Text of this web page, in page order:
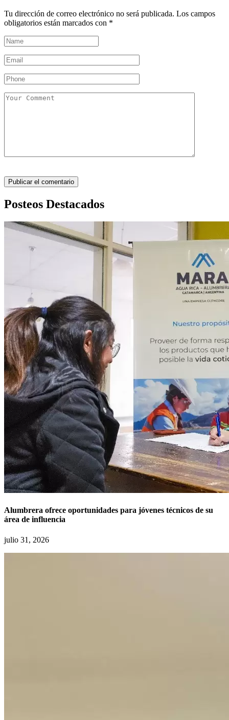
Tu dirección de correo electrónico no será publicada. Los campos
obligatorios están marcados con *
Posteos Destacados
Alumbrera ofrece oportunidades para jóvenes técnicos de su
área de influencia
julio 31, 2026